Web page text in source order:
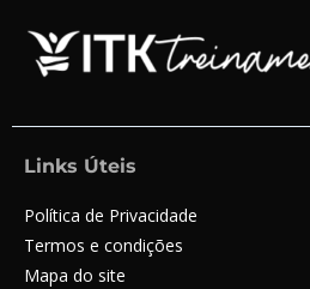
Links Úteis
Política de Privacidade
Termos e condições
Mapa do site